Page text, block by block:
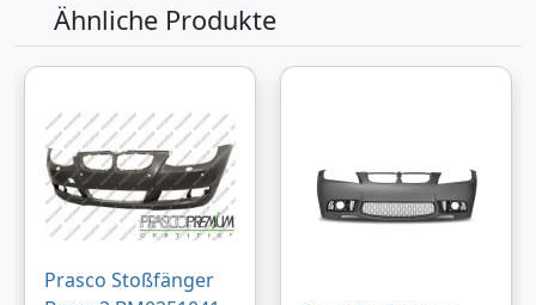
Ähnliche Produkte
Prasco Stoßfänger